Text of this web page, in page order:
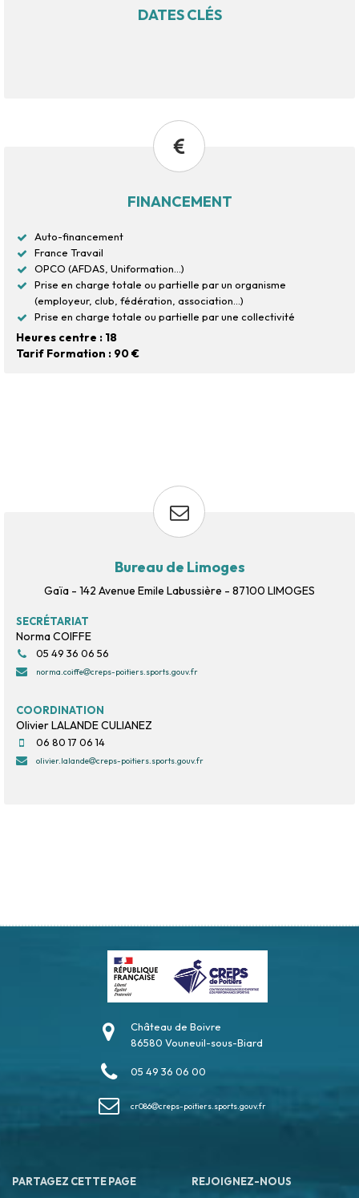
DATES CLÉS
FINANCEMENT
Auto-financement
France Travail
OPCO (AFDAS, Uniformation...)
Prise en charge totale ou partielle par un organisme
(employeur, club, fédération, association...)
Prise en charge totale ou partielle par une collectivité
Heures centre : 18
Tarif Formation : 90 €
Bureau de Limoges
Gaïa - 142 Avenue Emile Labussière - 87100 LIMOGES
SECRÉTARIAT
Norma COIFFE
05 49 36 06 56
norma.coiffe creps-poitiers.sports.gouv.fr
COORDINATION
Olivier LALANDE CULIANEZ
06 80 17 06 14
olivier.lalande creps-poitiers.sports.gouv.fr
Château de Boivre
86580 Vouneuil-sous-Biard
05 49 36 06 00
cr086 creps-poitiers.sports.gouv.fr
PARTAGEZ CETTE PAGE REJOIGNEZ-NOUS